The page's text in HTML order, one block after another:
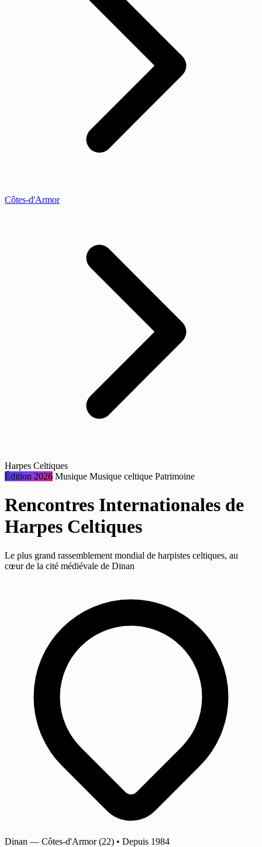
Côtes-d'Armor
Harpes Celtiques
Édition 2026 Musique Musique celtique Patrimoine
Rencontres Internationales de
Harpes Celtiques
Le plus grand rassemblement mondial de harpistes celtiques, au
cœur de la cité médiévale de Dinan
Dinan — Côtes-d'Armor (22) • Depuis 1984